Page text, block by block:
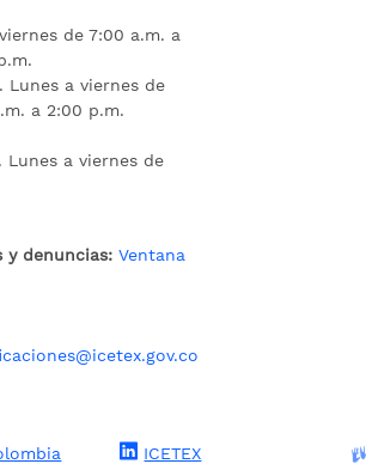
de 7:00 a.m. a
Lunes a viernes de
a 2:00 p.m.
Lunes a viernes de
y denuncias: Ventana
ICETEX